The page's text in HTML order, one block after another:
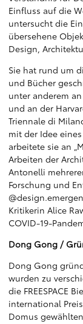
Einfluss auf die
untersucht die
übersehene
Design,
Sie hat rund um
und Bücher
unter anderem
und an der
Triennale di
mit der Idee
arbeitete sie an
Arbeiten der
Antonelli
Forschung und
Kritikerin Alice
COVID-19-
Dong Gong /
Dong Gong
wurden zu
die FREESPACE
international
Domus